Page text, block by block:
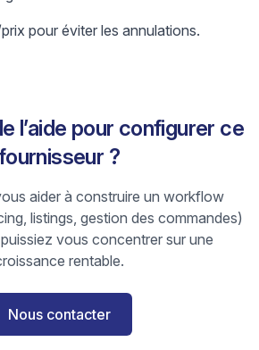
pour éviter les annulations.
l’aide pour configurer ce
?
aider à construire un workflow
listings, gestion des commandes)
vous concentrer sur une
rentable.
Nous contacter